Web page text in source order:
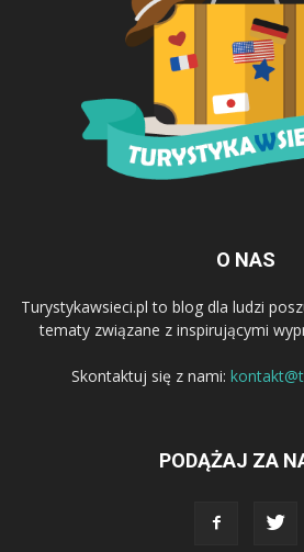
O NAS
Turystykawsieci.pl to blog dla ludzi
tematy związane z inspirującymi
Skontaktuj się z nami:
PODĄŻAJ ZA